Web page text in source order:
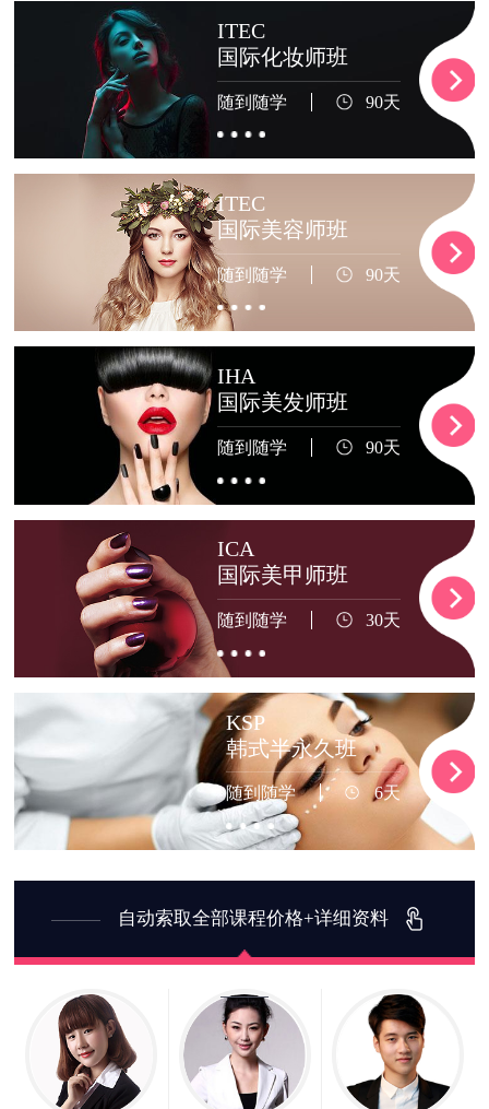
ITEC
国际化妆师班
随到随学 90天
ITEC
国际美容师班
随到随学 90天
IHA
国际美发师班
随到随学 90天
ICA
国际美甲师班
随到随学 30天
KSP
韩式半永久班
随到随学 6天
自动索取全部课程价格+详细资料